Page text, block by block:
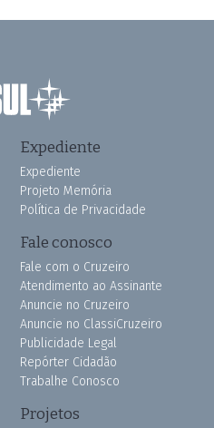
Expediente
Expediente
Projeto Memória
Política de Privacidade
Fale conosco
Fale com o Cruzeiro
Atendimento ao Assinante
Anuncie no Cruzeiro
Anuncie no ClassiCruzeiro
Publicidade Legal
Repórter Cidadão
Trabalhe Conosco
Projetos